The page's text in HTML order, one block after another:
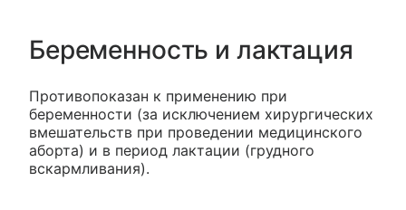
Беременность и лактация
Противопоказан к применению при
беременности (за исключением хирургических
вмешательств при проведении медицинского
аборта) и в период лактации (грудного
вскармливания).